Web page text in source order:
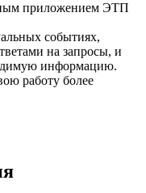
приложением ЭТП
событиях,
на запросы, и
информацию.
работу более